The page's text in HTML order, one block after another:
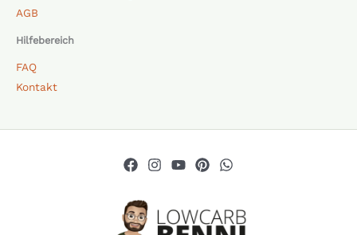
AGB
Hilfebereich
FAQ
Kontakt